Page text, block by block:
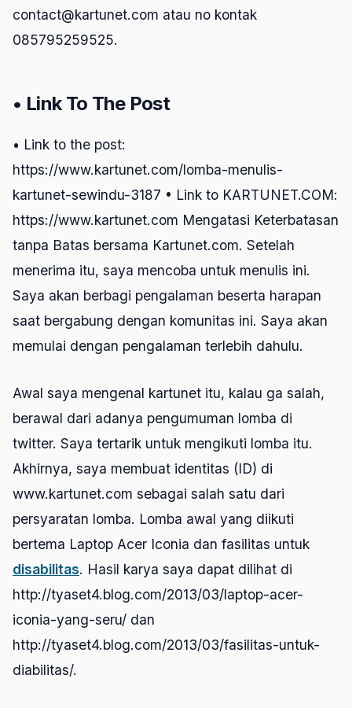
contact@kartunet.com atau no kontak
085795259525.
• Link To The Post
• Link to the post:
https://www.kartunet.com/lomba-menulis-
kartunet-sewindu-3187 • Link to KARTUNET.COM:
https://www.kartunet.com Mengatasi Keterbatasan
tanpa Batas bersama Kartunet.com. Setelah
menerima itu, saya mencoba untuk menulis ini.
Saya akan berbagi pengalaman beserta harapan
saat bergabung dengan komunitas ini. Saya akan
memulai dengan pengalaman terlebih dahulu.
Awal saya mengenal kartunet itu, kalau ga salah,
berawal dari adanya pengumuman lomba di
twitter. Saya tertarik untuk mengikuti lomba itu.
Akhirnya, saya membuat identitas (ID) di
www.kartunet.com sebagai salah satu dari
persyaratan lomba. Lomba awal yang diikuti
bertema Laptop Acer Iconia dan fasilitas untuk
disabilitas. Hasil karya saya dapat dilihat di
http://tyaset4.blog.com/2013/03/laptop-acer-
iconia-yang-seru/ dan
http://tyaset4.blog.com/2013/03/fasilitas-untuk-
diabilitas/.